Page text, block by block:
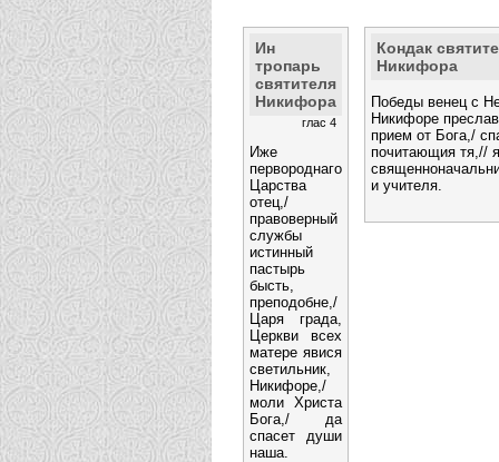
Ин
тропарь
святителя
Никифора
глас 4
Иже
первороднаго
Царства
отец,/
правоверный
службы
истинный
пастырь
бысть,
преподобне,/
Царя града,
Церкви всех
матере явися
светильник,
Никифоре,/
моли Христа
Бога,/ да
спасет души
наша.
Кондак
Никифора
Победы венец с
Никифоре
прием от Бога,/
почитающия тя,//
и учителя.